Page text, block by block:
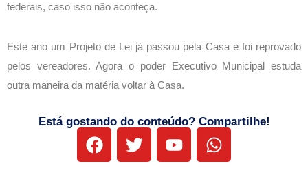
federais, caso isso não aconteça.
Este ano um Projeto de Lei já passou pela Casa e foi reprovado
pelos vereadores. Agora o poder Executivo Municipal estuda
outra maneira da matéria voltar à Casa.
Está gostando do conteúdo? Compartilhe!